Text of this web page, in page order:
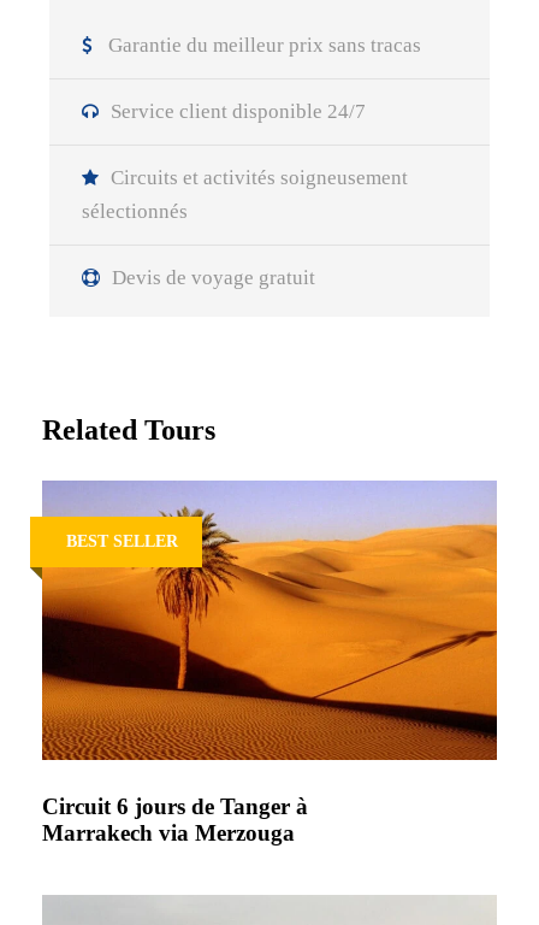
Garantie du meilleur prix sans tracas
Service client disponible 24/7
Circuits et activités soigneusement
sélectionnés
Devis de voyage gratuit
Related Tours
BEST SELLER
Circuit 6 jours de Tanger à
Marrakech via Merzouga